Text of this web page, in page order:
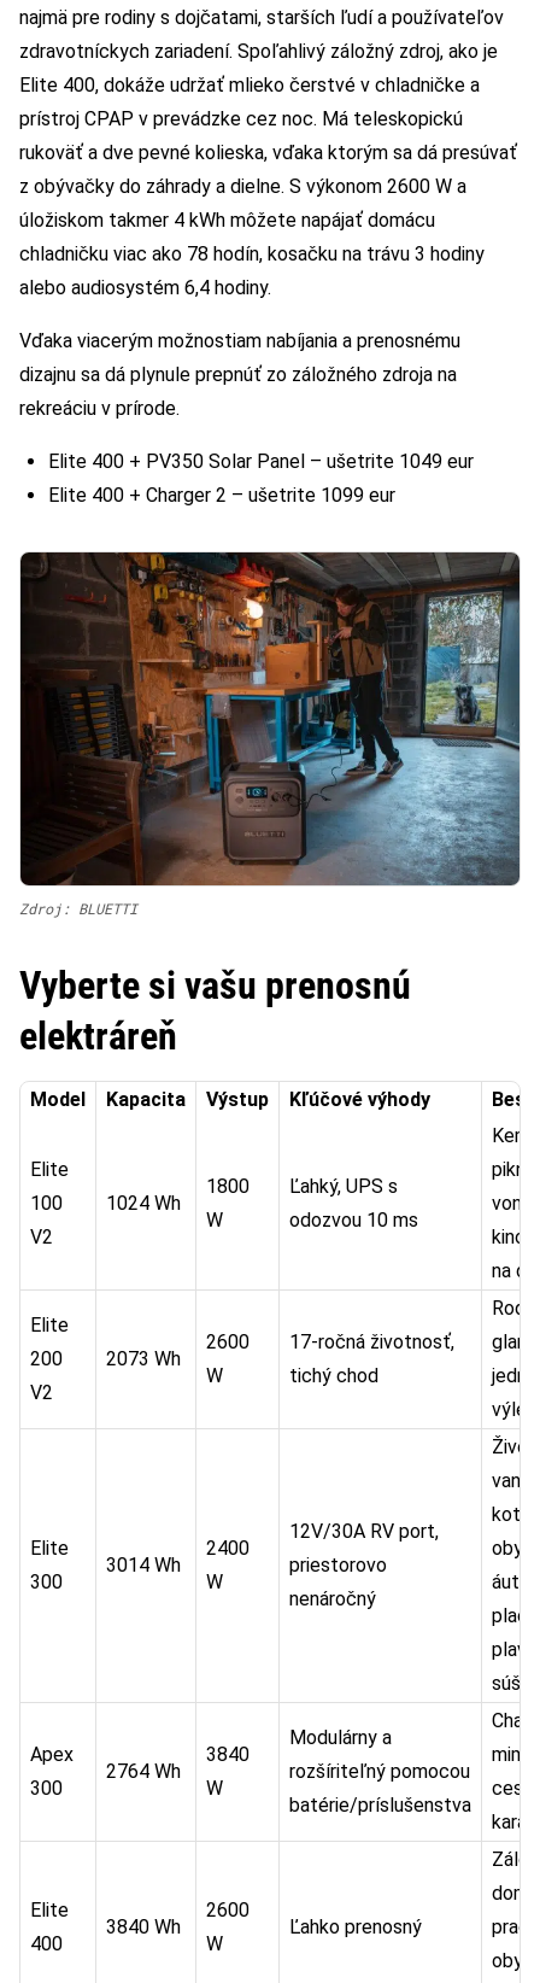
najmä pre rodiny s dojčatami, starších ľudí a používateľov
zdravotníckych zariadení. Spoľahlivý záložný zdroj, ako je
Elite 400, dokáže udržať mlieko čerstvé v chladničke a
prístroj CPAP v prevádzke cez noc. Má teleskopickú
rukoväť a dve pevné kolieska, vďaka ktorým sa dá presúvať
z obývačky do záhrady a dielne. S výkonom 2600 W a
úložiskom takmer 4 kWh môžete napájať domácu
chladničku viac ako 78 hodín, kosačku na trávu 3 hodiny
alebo audiosystém 6,4 hodiny.
Vďaka viacerým možnostiam nabíjania a prenosnému
dizajnu sa dá plynule prepnúť zo záložného zdroja na
rekreáciu v prírode.
Elite 400 + PV350 Solar Panel – ušetrite 1049 eur
Elite 400 + Charger 2 – ušetrite 1099 eur
Zdroj: BLUETTI
Vyberte si vašu prenosnú
elektráreň
Model Kapacita Výstup Kľúčové výhody
Elite
100
V2
1024 Wh
1800
W
Ľahký, UPS s
odozvou 10 ms
kino,
na
Elite
200
V2
2073 Wh
2600
W
17-ročná životnosť,
tichý chod
Elite
300
3014 Wh
2400
W
12V/30A RV port,
priestorovo
nenáročný
Život
vane,
áut
súši
Apex
300
2764 Wh
3840
W
Modulárny a
rozšíriteľný pomocou
batérie/príslušenstva
Elite
400
3840 Wh
2600
W
Ľahko prenosný